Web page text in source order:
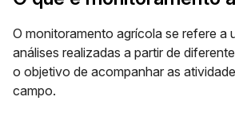
O monitoramento agrícola se refere a
análises realizadas a partir de
o objetivo de acompanhar as
campo.